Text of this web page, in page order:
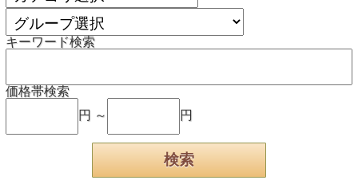
キーワード検索
価格帯検索
円 ～
円